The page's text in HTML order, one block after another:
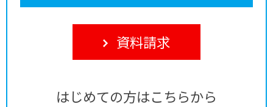
資料請求
はじめての方はこちらから